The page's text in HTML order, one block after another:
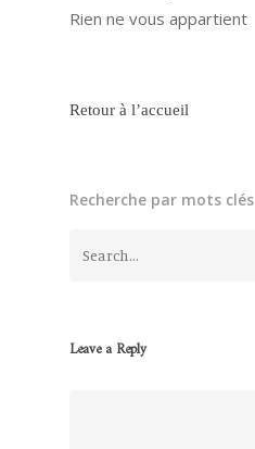
Rien ne vous appartient
Retour à l’accueil
Recherche par mots clés
Leave a Reply